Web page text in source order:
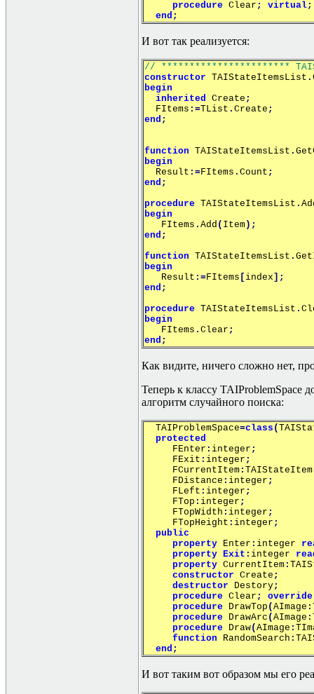
procedure Clear ; virtual;
end ;
И вот так реализуется:
// ***********************
constructor TAIStateItemsList .
begin
inherited Create ;
FItems :=TList . Create ;
end ;
function TAIStateItemsList .
begin
Result :=FItems . Count ;
end ;
procedure TAIStateItemsList .
begin
FItems . Add ( Item);
end ;
function TAIStateItemsList .
begin
Result :=FItems [ index ];
end ;
procedure TAIStateItemsList .
begin
FItems . Clear ;
end ;
Как видите, ничего сложно нет,
Теперь к классу TAIProblemSpace
алгоритм случайного поиска:
TAIProblemSpace=class (
protected
FEnter : integer ;
FExit : integer ;
FCurrentItem : TAIStateItem
FDistance : integer ;
FLeft : integer ;
FTop : integer ;
FTopWidth : integer ;
FTopHeight : integer ;
public
property Enter : integer
property Exit : integer
property CurrentItem :
constructor Create ;
destructor
Destory;
procedure Clear ; override
procedure DrawTop ( AImage :
procedure DrawArc ( AImage :
procedure Draw( AImage :
function
RandomSearch :
end ;
И вот таким вот образом мы его